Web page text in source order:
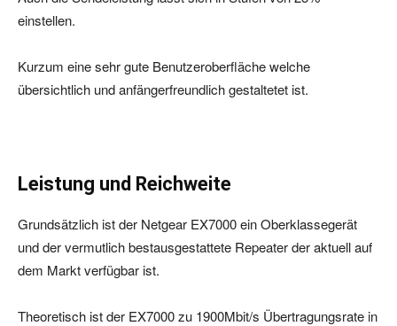
einstellen.
Kurzum eine sehr gute Benutzeroberfläche welche
übersichtlich und anfängerfreundlich gestaltetet ist.
Leistung und Reichweite
Grundsätzlich ist der Netgear EX7000 ein Oberklassegerät
und der vermutlich bestausgestattete Repeater der aktuell auf
dem Markt verfügbar ist.
Theoretisch ist der EX7000 zu 1900Mbit/s Übertragungsrate in